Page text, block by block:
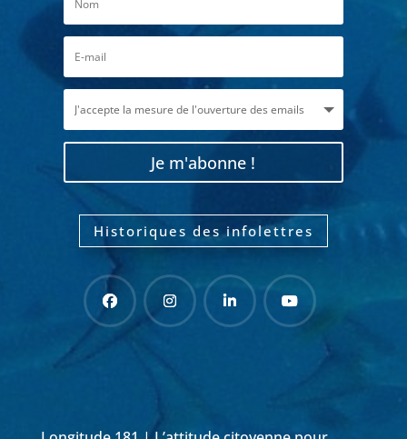
Je m'abonne !
Historiques des infolettres